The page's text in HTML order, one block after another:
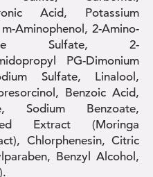
Acid, Potassium
Aminophenol, 2-Amino-
Sulfate, 2-
PG-Dimonium
Sulfate, Linalool,
Benzoic Acid,
Sodium Benzoate,
Extract (Moringa
Chlorphenesin, Citric
Benzyl Alcohol,